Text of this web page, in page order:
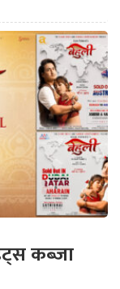
कब्जा